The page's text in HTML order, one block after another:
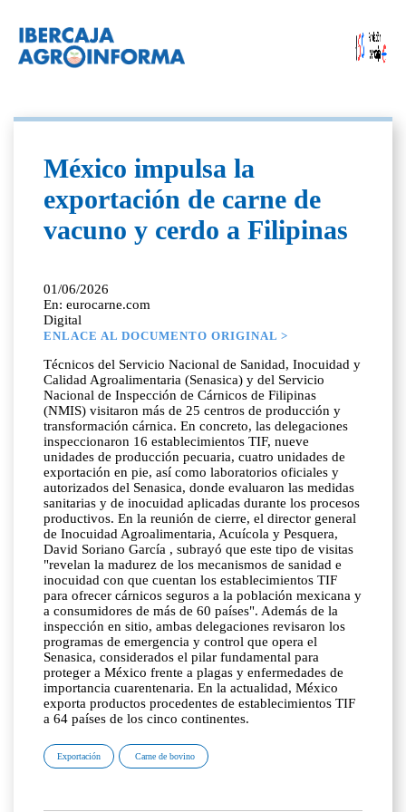
México impulsa la
exportación de carne de
vacuno y cerdo a Filipinas
01/06/2026
En: eurocarne.com
Digital
ENLACE AL DOCUMENTO ORIGINAL >
Técnicos del Servicio Nacional de Sanidad, Inocuidad y
Calidad Agroalimentaria (Senasica) y del Servicio
Nacional de Inspección de Cárnicos de Filipinas
(NMIS) visitaron más de 25 centros de producción y
transformación cárnica. En concreto, las delegaciones
inspeccionaron 16 establecimientos TIF, nueve
unidades de producción pecuaria, cuatro unidades de
exportación en pie, así como laboratorios oficiales y
autorizados del Senasica, donde evaluaron las medidas
sanitarias y de inocuidad aplicadas durante los procesos
productivos. En la reunión de cierre, el director general
de Inocuidad Agroalimentaria, Acuícola y Pesquera,
David Soriano García , subrayó que este tipo de visitas
"revelan la madurez de los mecanismos de sanidad e
inocuidad con que cuentan los establecimientos TIF
para ofrecer cárnicos seguros a la población mexicana y
a consumidores de más de 60 países". Además de la
inspección en sitio, ambas delegaciones revisaron los
programas de emergencia y control que opera el
Senasica, considerados el pilar fundamental para
proteger a México frente a plagas y enfermedades de
importancia cuarentenaria. En la actualidad, México
exporta productos procedentes de establecimientos TIF
a 64 países de los cinco continentes.
Exportación Carne de bovino